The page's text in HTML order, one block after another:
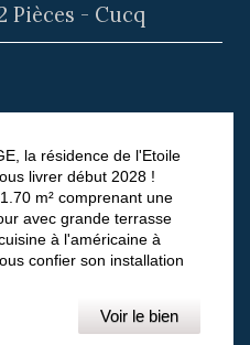
Pièces - Cucq
la résidence de l'Etoile
livrer début 2028 !
m² comprenant une
avec grande terrasse
à l'américaine à
confier son installation
Voir le bien